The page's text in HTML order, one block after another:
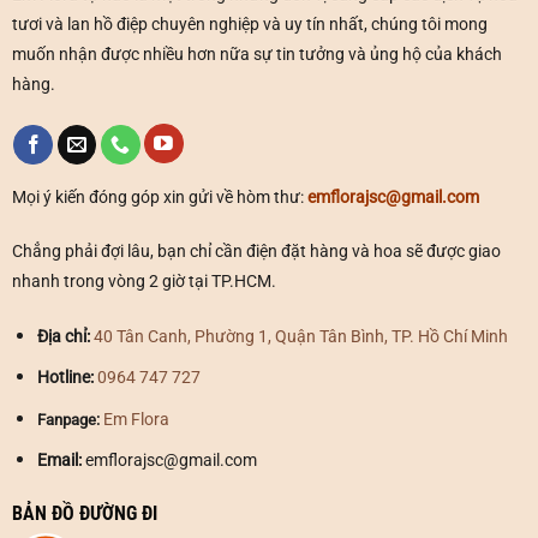
Dịch vụ giao hoa tươi tại TPHCM
Giao hoa nhanh chóng
Một trong những yếu tố quan trọng quyết định sự thành
công của các cửa hàng hoa tươi tại TPHCM chính là dịch
cấp dịch vụ giao hoa trong vòng 60 phút hoặc 2 giờ, giúp
khách hàng dễ dàng gửi tặng hoa cho người thân yêu
gian.
vụ giao hoa miễn phí trong khu vực nội thành. Điều này
không chỉ giúp tiết kiệm chi phí cho khách hàng mà còn
tươi và lan hồ điệp chuyên nghiệp và uy tín nhất, chúng tôi mong
muốn nhận được nhiều hơn nữa sự tin tưởng và ủng hộ của khách
hàng.
Mọi ý kiến đóng góp xin gửi về hòm thư:emflorajsc@gmail.com
Chẳng phải đợi lâu, bạn chỉ cần điện đặt hàng và hoa sẽ được giao
nhanh trong vòng 2 giờ tại TP.HCM.
Địa chỉ: 40 Tân Canh, Phường 1, Quận Tân Bình, TP. Hồ Chí Minh
Hotline: 0964 747 727
Fanpage: Em Flora
Email:emflorajsc@gmail.com
BẢN ĐỒ ĐƯỜNG ĐI